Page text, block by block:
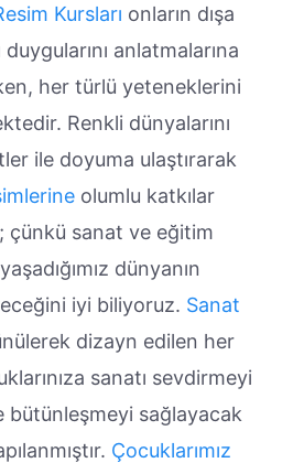
Kursları onların dışa
duygularını anlatmalarına
her türlü yeteneklerini
Renkli dünyalarını
ile doyuma ulaştırarak
olumlu katkılar
çünkü sanat ve eğitim
dünyanın
iyi biliyoruz. Sanat
dizayn edilen her
sanatı sevdirmeyi
bütünleşmeyi sağlayacak
Çocuklarımız